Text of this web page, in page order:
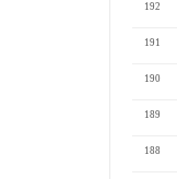
192
191
190
189
188